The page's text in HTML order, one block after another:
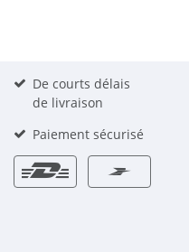
De courts délais
de livraison
Paiement sécurisé